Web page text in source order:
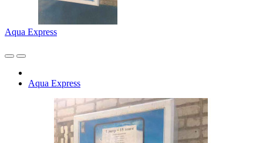
Aqua Express
Aqua Express